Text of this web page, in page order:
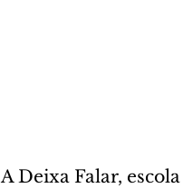
A Deixa Falar,